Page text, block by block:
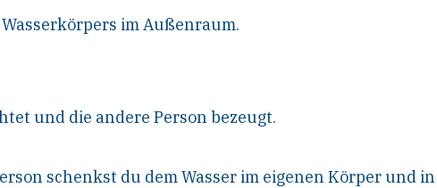
im Außenraum.
und die andere Person bezeugt.
schenkst du dem Wasser im eigenen Körper und in